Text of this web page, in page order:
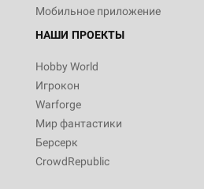
Мобильное приложение
НАШИ ПРОЕКТЫ
Hobby World
Игрокон
Warforge
Мир фантастики
Берсерк
CrowdRepublic